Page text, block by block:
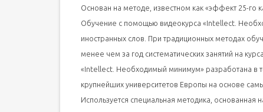
Основан на методе, известном как «эффект 25-го
Обучение с помощью видеокурса «Intellect.
иностранных слов. При традиционных методах
менее чем за год систематических занятий на
«Intellect. Необходимый минимум» разработана в
крупнейших университетов Европы на основе
Используется специальная методика,